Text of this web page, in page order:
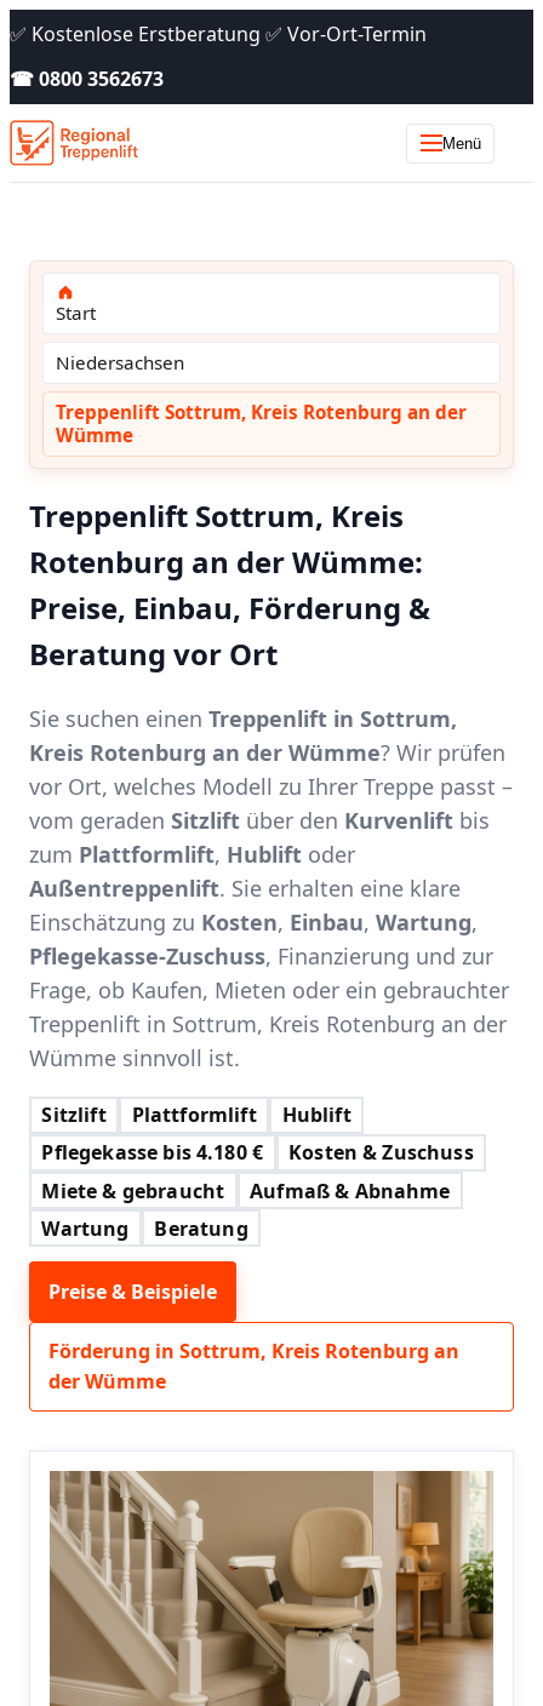
✅ Kostenlose Erstberatung ✅ Vor-Ort-Termin
☎ 0800 3562673
Menü
Start
Niedersachsen
Treppenlift Sottrum, Kreis Rotenburg an der
Wümme
Treppenlift Sottrum, Kreis
Rotenburg an der Wümme:
Preise, Einbau, Förderung &
Beratung vor Ort
Sie suchen einen Treppenlift in Sottrum,
Kreis Rotenburg an der Wümme? Wir prüfen
vor Ort, welches Modell zu Ihrer Treppe passt –
vom geraden Sitzlift über den Kurvenlift bis
zum Plattformlift, Hublift oder
Außentreppenlift. Sie erhalten eine klare
Einschätzung zu Kosten, Einbau, Wartung,
Pflegekasse-Zuschuss, Finanzierung und zur
Frage, ob Kaufen, Mieten oder ein gebrauchter
Treppenlift in Sottrum, Kreis Rotenburg an der
Wümme sinnvoll ist.
Sitzlift Plattformlift
Hublift
Pflegekasse bis 4.180 €
Kosten & Zuschuss
Miete & gebraucht
Aufmaß & Abnahme
Wartung
Beratung
Preise & Beispiele
Förderung in Sottrum, Kreis Rotenburg an
der Wümme